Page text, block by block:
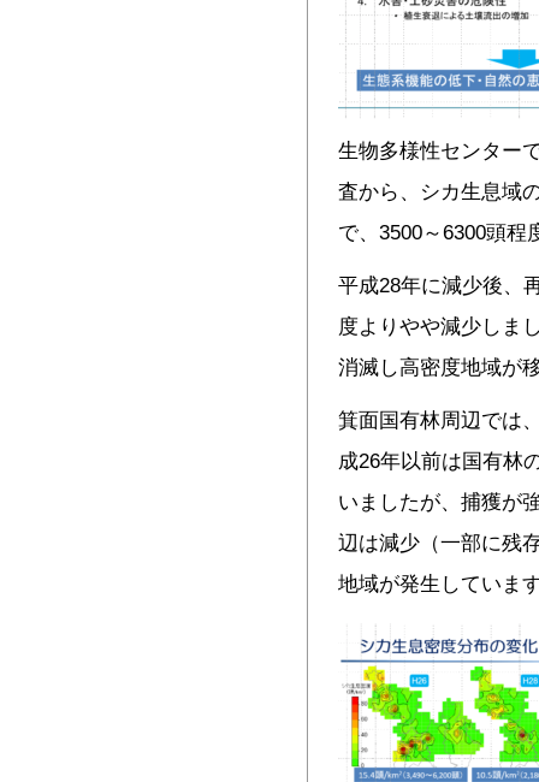
生物多様性センター
査から、シカ生息域
で、3500～6300頭程
平成28年に減少後、
度よりやや減少しま
消滅し高密度地域が
箕面国有林周辺では
成26年以前は国有林
いましたが、捕獲が
辺は減少（一部に残
地域が発生していま